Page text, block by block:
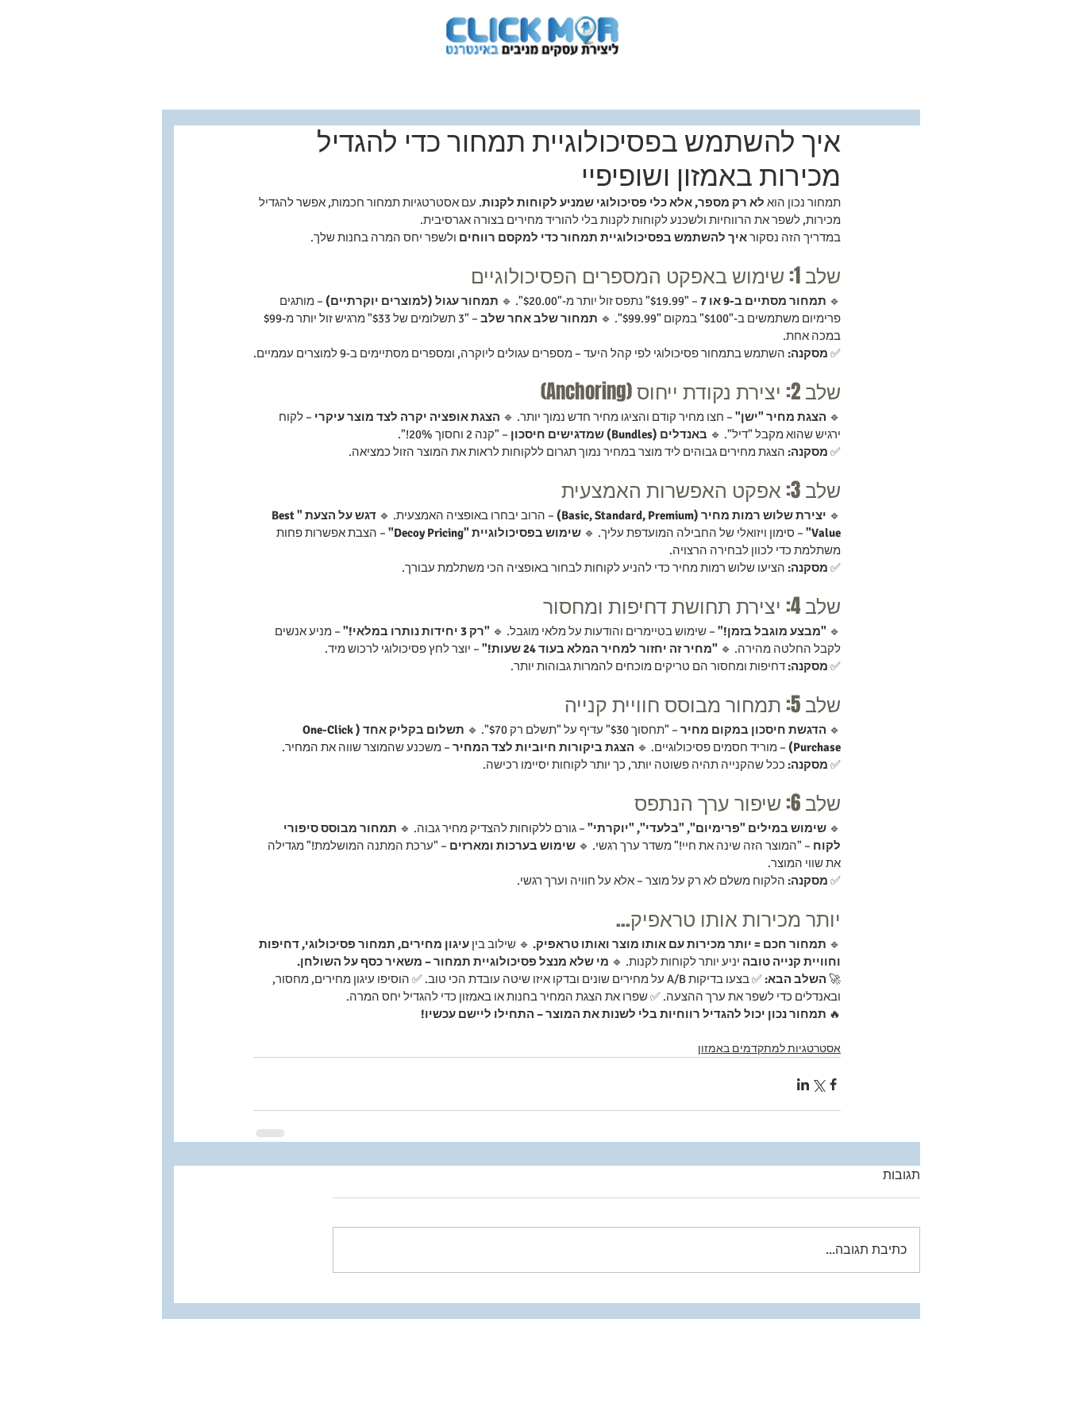
איך להשתמש בפסיכולוגיית תמחור כדי להגדיל
מכירות באמזון ושופיפיי
תמחור נכון הוא לא רק מספר, אלא כלי פסיכולוגי שמניע לקוחות לקנות. עם אסטרטגיות תמחור חכמות, אפשר להגדיל
מכירות, לשפר את הרווחיות ולשכנע לקוחות לקנות בלי להוריד מחירים בצורה אגרסיבית.
במדריך הזה נסקור איך להשתמש בפסיכולוגיית תמחור כדי למקסם רווחים ולשפר יחס המרה בחנות שלך.
שלב 1: שימוש באפקט המספרים הפסיכולוגיים
🔹 תמחור מסתיים ב-9 או 7 – "$19.99" נתפס זול יותר מ-"$20.00". 🔹 תמחור עגול (למוצרים יוקרתיים) – מותגים
פרימיום משתמשים ב-"$100" במקום "$99.99". 🔹
תמחור שלב אחר שלב
במכה אחת.
✅ מסקנה: השתמש בתמחור פסיכולוגי לפי קהל היעד – מספרים עגולים ליוקרה, ומספרים מסתיימים ב-9 למוצרים עממיים.
שלב 2: יצירת נקודת ייחוס (Anchoring)
🔹 הצגת מחיר "ישן" – חצו מחיר קודם והציגו מחיר חדש נמוך יותר. 🔹 הצגת אופציה יקרה לצד מוצר עיקרי – לקוח
ירגיש שהוא מקבל "דיל". 🔹 באנדלים (Bundles) שמדגישים חיסכון
– "קנה 2 וחסוך 20%!".
✅ מסקנה: הצגת מחירים גבוהים ליד מוצר במחיר נמוך תגרום ללקוחות לראות את המוצר הזול כמציאה.
שלב 3: אפקט האפשרות האמצעית
🔹 יצירת שלוש רמות מחיר (Basic, Standard, Premium) – הרוב יבחרו באופציה האמצעית. 🔹
דגש על הצעת "Best
Value"
– סימון ויזואלי של החבילה המועדפת עליך. 🔹 שימוש בפסיכולוגיית "Decoy Pricing"
– הצבת אפשרות פחות
משתלמת כדי לכוון לבחירה הרצויה.
✅ מסקנה: הציעו שלוש רמות מחיר כדי להניע לקוחות לבחור באופציה הכי משתלמת עבורך.
שלב 4: יצירת תחושת דחיפות ומחסור
🔹 "מבצע מוגבל בזמן!" – שימוש בטיימרים והודעות על מלאי מוגבל. 🔹 "רק 3 יחידות נותרו במלאי!"
– מניע אנשים
לקבל החלטה מהירה. 🔹 "מחיר זה יחזור למחיר המלא בעוד 24 שעות!"
– יוצר לחץ פסיכולוגי לרכוש מיד.
✅ מסקנה: דחיפות ומחסור הם טריקים מוכחים להמרות גבוהות יותר.
שלב 5: תמחור מבוסס חוויית קנייה
🔹 הדגשת חיסכון במקום מחיר – "תחסוך $30" עדיף על "תשלם רק $70". 🔹
תשלום בקליק אחד (One-Click
Purchase)
– מוריד חסמים פסיכולוגיים. 🔹 הצגת ביקורות חיוביות לצד המחיר – משכנע שהמוצר שווה את המחיר.
✅ מסקנה: ככל שהקנייה תהיה פשוטה יותר, כך יותר לקוחות יסיימו רכישה.
שלב 6: שיפור ערך הנתפס
🔹 שימוש במילים "פרימיום", "בלעדי", "יוקרתי" – גורם ללקוחות להצדיק מחיר גבוה. 🔹 תמחור מבוסס סיפורי
לקוח – "המוצר הזה שינה את חיי!" משדר ערך רגשי. 🔹 שימוש בערכות ומארזים – "ערכת המתנה המושלמת!" מגדילה
את שווי המוצר.
✅ מסקנה: הלקוח משלם לא רק על מוצר – אלא על חוויה וערך רגשי.
יותר מכירות אותו טראפיק...
🔹 תמחור חכם = יותר מכירות עם אותו מוצר ואותו טראפיק. 🔹 שילוב בין עיגון מחירים, תמחור פסיכולוגי, דחיפות
וחוויית קנייה טובה יניע יותר לקוחות לקנות. 🔹 מי שלא מנצל פסיכולוגיית תמחור – משאיר כסף על השולחן.
🚀 השלב הבא:
✅ בצעו בדיקות A/B על מחירים שונים ובדקו איזו שיטה עובדת הכי טוב. ✅ הוסיפו עיגון מחירים, מחסור,
ובאנדלים כדי לשפר את ערך ההצעה. ✅ שפרו את הצגת המחיר בחנות או באמזון כדי להגדיל יחס המרה.
🔥 תמחור נכון יכול להגדיל רווחיות בלי לשנות את המוצר – התחילו ליישם עכשיו!
אסטרטגיות למתקדמים באמזון
תגובות
כתיבת תגובה...